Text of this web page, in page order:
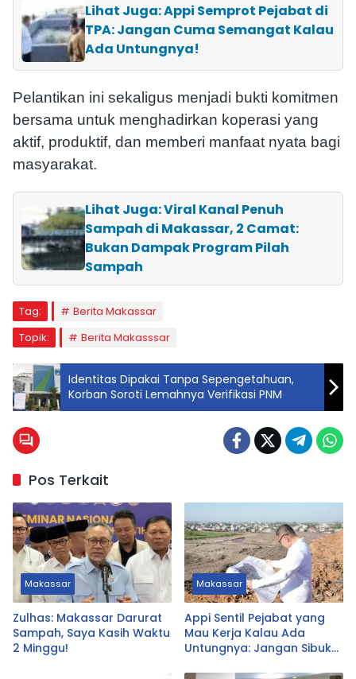
Lihat Juga: Appi Semprot Pejabat di
TPA: Jangan Cuma Semangat Kalau
Ada Untungnya!
Pelantikan ini sekaligus menjadi bukti komitmen
bersama untuk menghadirkan koperasi yang
aktif, produktif, dan memberi manfaat nyata bagi
masyarakat.
Lihat Juga: Viral Kanal Penuh
Sampah di Makassar, 2 Camat:
Bukan Dampak Program Pilah
Sampah
Tag:
Berita Makassar
Topik:
Berita Makasssar
Identitas Dipakai Tanpa Sepengetahuan,
Korban Soroti Lemahnya Verifikasi PNM
Pos Terkait
Makassar
Zulhas: Makassar Darurat
Sampah, Saya Kasih Waktu
2 Minggu!
Makassar
Appi Sentil Pejabat yang
Mau Kerja Kalau Ada
Untungnya: Jangan Sibuk